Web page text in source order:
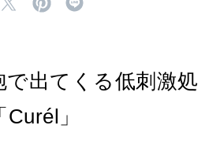
MAGAZINE
で出てくる低刺激処
」